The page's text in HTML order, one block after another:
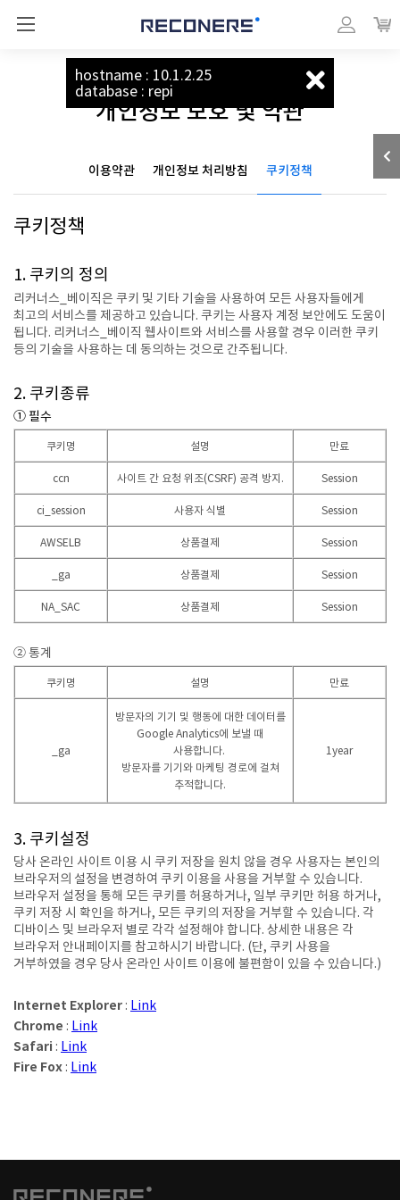
개인정보 보호 및 약관
이용약관 개인정보 처리방침 쿠키정책
쿠키정책
1. 쿠키의 정의
리커너스_베이직은 쿠키 및 기타 기술을 사용하여 모든 사용자들에게
최고의 서비스를 제공하고 있습니다. 쿠키는 사용자 계정 보안에도 도움이
됩니다. 리커너스_베이직 웹사이트와 서비스를 사용할 경우 이러한 쿠키
등의 기술을 사용하는 데 동의하는 것으로 간주됩니다.
2. 쿠키종류
① 필수
쿠키명 설명 만료
ccn 사이트 간 요청 위조(CSRF) 공격 방지. Session
ci_session 사용자 식별 Session
AWSELB 상품결제 Session
_ga 상품결제 Session
NA_SAC 상품결제 Session
② 통계
쿠키명 설명 만료
_ga
방문자의 기기 및 행동에 대한 데이터를
Google Analytics에 보낼 때
사용합니다.
방문자를 기기와 마케팅 경로에 걸쳐
추적합니다.
1year
3. 쿠키설정
당사 온라인 사이트 이용 시 쿠키 저장을 원치 않을 경우 사용자는 본인의
브라우저의 설정을 변경하여 쿠키 이용을 사용을 거부할 수 있습니다.
브라우저 설정을 통해 모든 쿠키를 허용하거나, 일부 쿠키만 허용 하거나,
쿠키 저장 시 확인을 하거나, 모든 쿠키의 저장을 거부할 수 있습니다. 각
디바이스 및 브라우저 별로 각각 설정해야 합니다. 상세한 내용은 각
브라우저 안내페이지를 참고하시기 바랍니다. (단, 쿠키 사용을
거부하였을 경우 당사 온라인 사이트 이용에 불편함이 있을 수 있습니다.)
Internet Explorer : Link
Chrome : Link
Safari : Link
Fire Fox : Link
hostname : 10.1.2.25
database : repi